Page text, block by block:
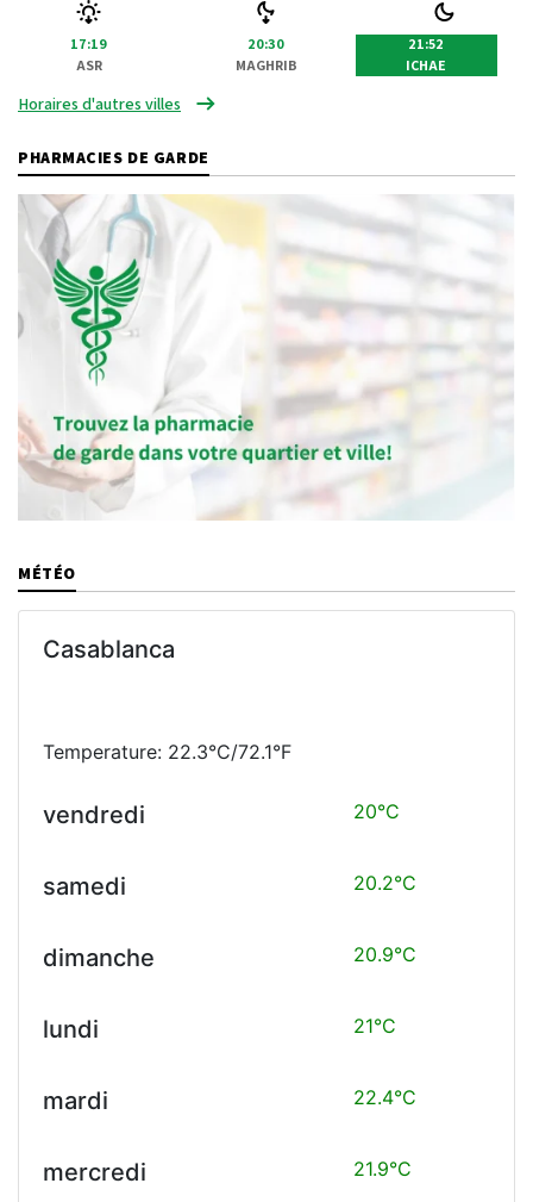
17:19
ASR
20:30
MAGHRIB
21:52
ICHAE
Horaires d'autres villes
PHARMACIES DE GARDE
MÉTÉO
Casablanca
Temperature: 22.3°C/72.1°F
vendredi 20°C
samedi 20.2°C
dimanche 20.9°C
lundi 21°C
mardi 22.4°C
mercredi 21.9°C